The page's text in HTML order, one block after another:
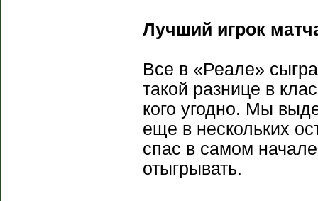
Лучший игрок
Все в «Реале»
такой разнице в
кого угодно. Мы
еще в нескольких
спас в самом
отыгрывать.